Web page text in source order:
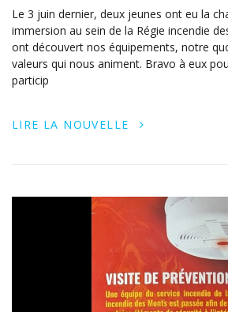
Le 3 juin dernier, deux jeunes ont eu la
immersion au sein de la Régie incendie
ont découvert nos équipements, notre
valeurs qui nous animent. Bravo à eux
particip
LIRE LA NOUVELLE